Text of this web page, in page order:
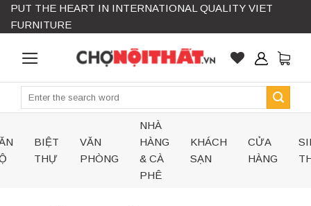
Skip
PUT THE HEART IN INTERNATIONAL QUALITY VIET
FURNITURE
Search
BIỆT
THỰ
VĂN
PHÒNG
NHÀ
HÀNG
& CÀ
PHÊ
KHÁCH
SẠN
CỬA
HÀNG